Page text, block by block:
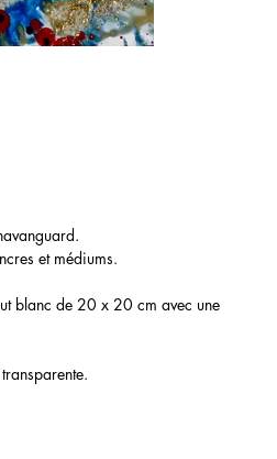
et médiums.
blanc de 20 x 20 cm avec une